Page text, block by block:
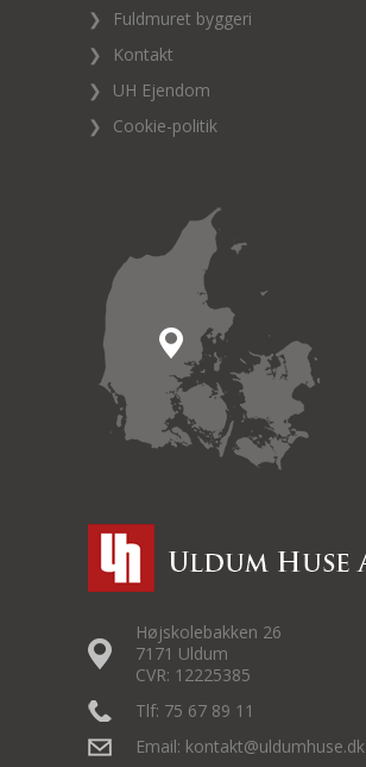
❯
Fuldmuret byggeri
❯
Kontakt
❯
UH Ejendom
❯
Cookie-politik
Højskolebakken 26
7171 Uldum
CVR: 12225385
Tlf: 75 67 89 11
Email: kontakt@uldumhuse.dk